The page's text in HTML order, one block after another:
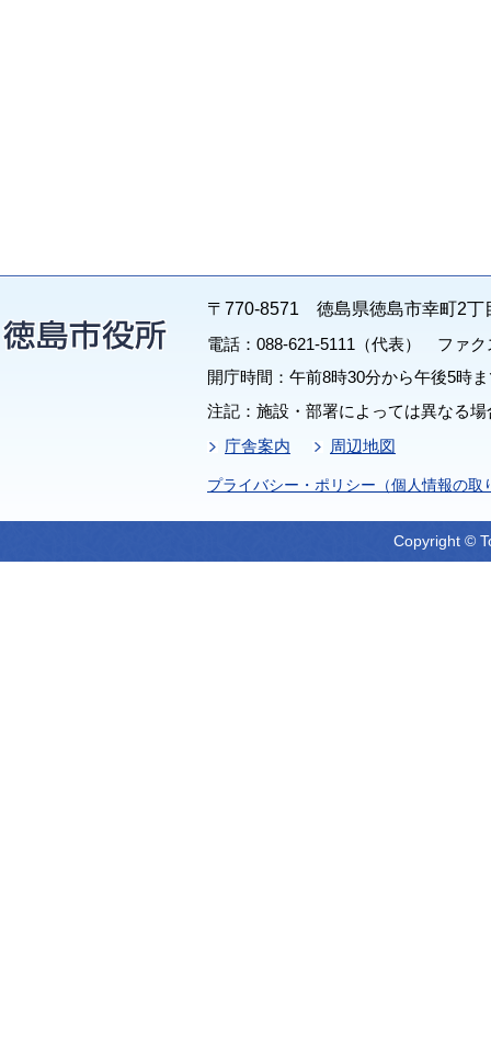
〒770-8571 徳島県徳島市幸町2丁
電話：088-621-5111（代表） ファク
開庁時間：午前8時30分から午後5時
注記：施設・部署によっては異なる
庁舎案内
周辺地図
プライバシー・ポリシー（個人情報の取
Copyright ©